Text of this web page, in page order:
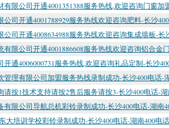
限公司开通4001351388服务热线,欢迎咨询门窗
司开通4001788929服务热线欢迎咨询肥料-长沙
司开通4008634988服务热线欢迎咨询集成墙板-
限公司开通4001886608服务热线欢迎咨询铝合
通4006000731服务热线,欢迎咨询礼品定制-长沙
管理有限公司加盟服务热线录制成功-长沙400电话-
按1技术支持请按2售后服务请按3-长沙400电话-
有限公司导航总机彩铃录制成功-长沙400电话-湖南
大培训学校彩铃录制成功-长沙400电话-湖南400电